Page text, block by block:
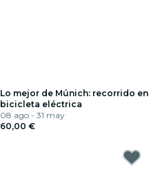
Lo mejor de Múnich: recorrido en
bicicleta eléctrica
08 ago - 31 may
60,00 €